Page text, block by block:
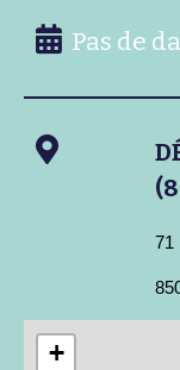
Pas de
71
+